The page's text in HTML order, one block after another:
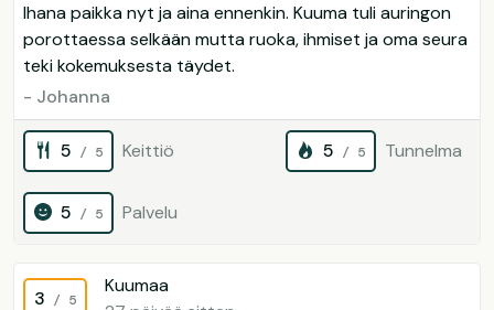
Ihana paikka nyt ja aina ennenkin. Kuuma tuli auringon
porottaessa selkään mutta ruoka, ihmiset ja oma seura
- Johanna
5 / 5 Keittiö 5 / 5 Tunnelma
5 / 5 Palvelu
3 / 5
Kuumaa